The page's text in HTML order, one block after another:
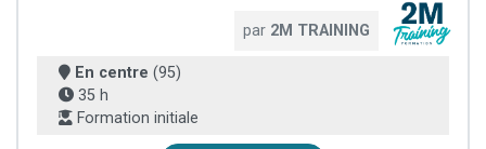
par 2M TRAINING
En centre (95)
35 h
Formation initiale